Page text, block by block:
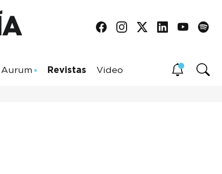
Aurum Revistas Video